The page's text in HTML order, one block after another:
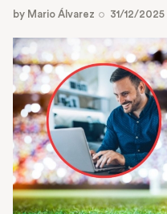
by Mario Álvarez 31/12/2025